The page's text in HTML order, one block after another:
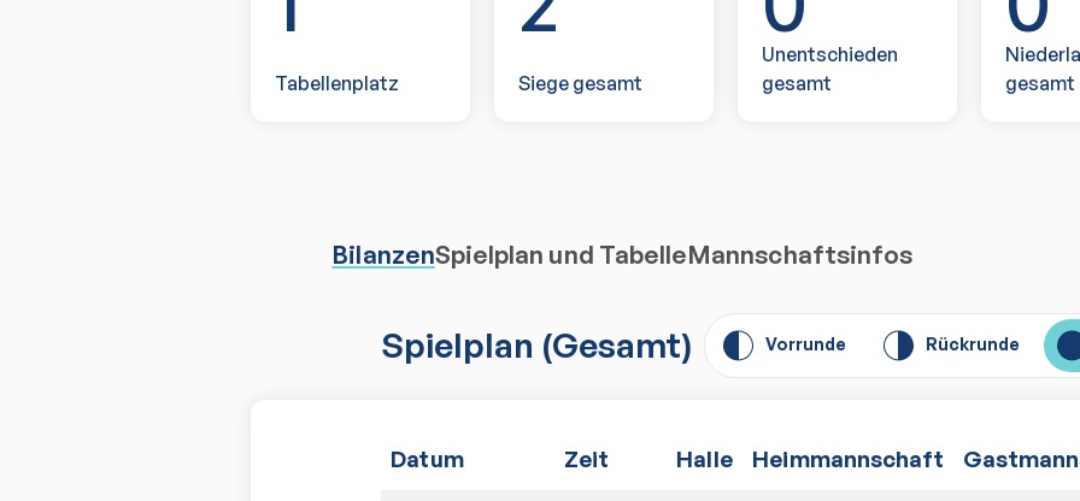
Tabellenplatz Siege gesamt
Unentschieden
gesamt
gesamt
BilanzenSpielplan und TabelleMannschaftsinfos
Spielplan (Gesamt) Vorrunde Rückrunde
Datum Zeit Halle Heimmannschaft